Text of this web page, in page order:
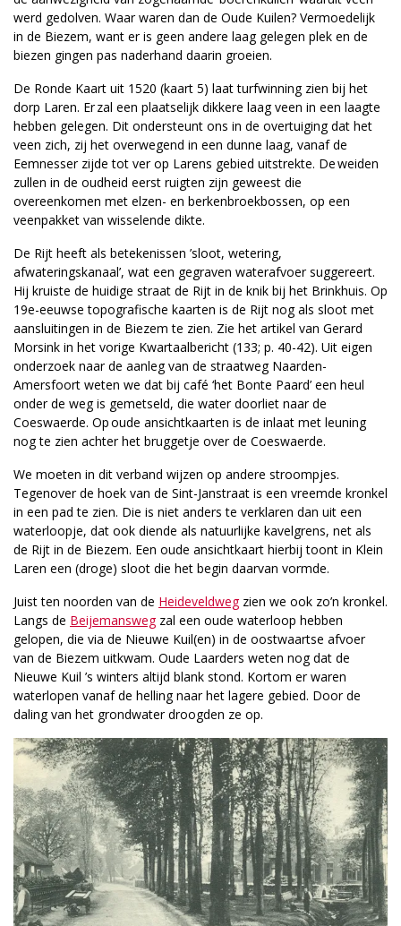
werd gedolven. Waar waren dan de Oude Kuilen? Vermoedelijk
in de Biezem, want er is geen andere laag gelegen plek en de
biezen gingen pas naderhand daarin groeien.
De Ronde Kaart uit 1520 (kaart 5) laat turfwinning zien bij het
dorp Laren. Er zal een plaatselijk dikkere laag veen in een laagte
hebben gelegen. Dit ondersteunt ons in de overtuiging dat het
veen zich, zij het overwegend in een dunne laag, vanaf de
Eemnesser zijde tot ver op Larens gebied uitstrekte. De weiden
zullen in de oudheid eerst ruigten zijn geweest die
overeenkomen met elzen- en berkenbroekbossen, op een
veenpakket van wisselende dikte.
De Rijt heeft als betekenissen ’sloot, wetering,
afwateringskanaal’, wat een gegraven waterafvoer suggereert.
Hij kruiste de huidige straat de Rijt in de knik bij het Brinkhuis. Op
19e-eeuwse topografische kaarten is de Rijt nog als sloot met
aansluitingen in de Biezem te zien. Zie het artikel van Gerard
Morsink in het vorige Kwartaalbericht (133; p. 40-42). Uit eigen
onderzoek naar de aanleg van de straatweg Naarden-
Amersfoort weten we dat bij café ‘het Bonte Paard’ een heul
onder de weg is gemetseld, die water doorliet naar de
Coeswaerde. Op oude ansichtkaarten is de inlaat met leuning
nog te zien achter het bruggetje over de Coeswaerde.
We moeten in dit verband wijzen op andere stroompjes.
Tegenover de hoek van de Sint-Janstraat is een vreemde kronkel
in een pad te zien. Die is niet anders te verklaren dan uit een
waterloopje, dat ook diende als natuurlijke kavelgrens, net als
de Rijt in de Biezem. Een oude ansichtkaart hierbij toont in Klein
Laren een (droge) sloot die het begin daarvan vormde.
Juist ten noorden van de Heideveldwegzien we ook zo’n kronkel.
Langs de Beijemanswegzal een oude waterloop hebben
gelopen, die via de Nieuwe Kuil(en) in de oostwaartse afvoer
van de Biezem uitkwam. Oude Laarders weten nog dat de
Nieuwe Kuil ’s winters altijd blank stond. Kortom er waren
waterlopen vanaf de helling naar het lagere gebied. Door de
daling van het grondwater droogden ze op.